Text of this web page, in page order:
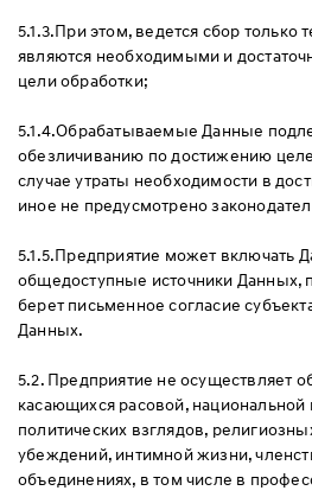
5.1.3.При этом, ведется сбор только
являются необходимыми и
цели обработки;
5.1.4.Обрабатываемые Данные
обезличиванию по достижению
случае утраты необходимости в
иное не предусмотрено
5.1.5.Предприятие может включать
общедоступные источники Данных,
берет письменное согласие
Данных.
5.2. Предприятие не осуществляет
касающихся расовой,
политических взглядов,
убеждений, интимной жизни,
объединениях, в том числе в